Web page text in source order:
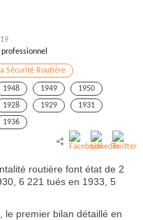
Sécurité Routière
1948 1949
1950
1928 1929
1931
1936
routière font état de 2
6 221 tués en 1933, 5
le premier bilan détaillé en